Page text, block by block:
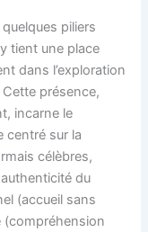
piliers
tient une place
dans l’exploration
présence,
incarne le
centré sur la
célèbres,
du
(accueil sans
(compréhension